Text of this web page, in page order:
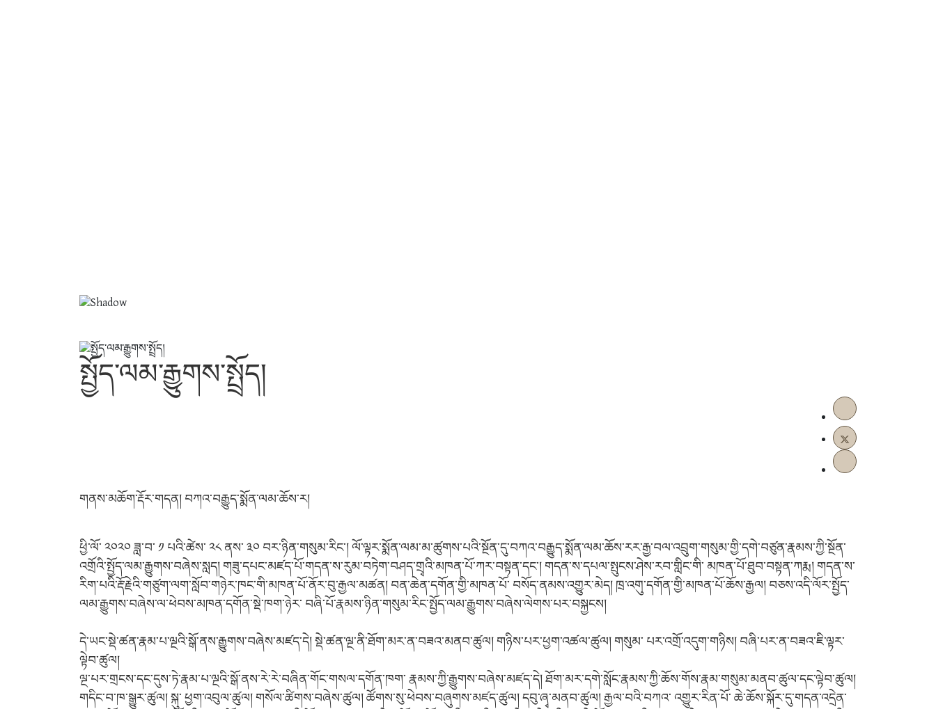
སྤྱོད་ལམ་རྒྱུགས་སྤྲོད།
གནས་མཆོག་རྡོར་གདན། བཀའ་བརྒྱུད་སྨོན་ལམ་ཆོས་ར།
ཕྱི་ལོ་ ༢༠༢༠ ཟླ་བ་ ༡ པའི་ཚེས་ ༢༨ ནས་ ༣༠ བར་ཉིན་གསུམ་རིང་། ལོ་ལྟར་སྨོན་ལམ་མ་ཚུགས་པའི་སྔོན་དུ་བཀའ་བརྒྱུད་སྨོན་ལམ་ཆོས་རར་རྒྱ་བལ་འབྲུག་གསུམ་གྱི་དགེ་བཙུན་རྣམས་ཀྱི་སྔོན་
འགྲོའི་སྤྱོད་ལམ་རྒྱུགས་བཞེས་སླད། གཟུ་དཔང་མཛད་པོ་གདན་ས་རུམ་བཏེག་བཤད་གྲྭའི་མཁན་པོ་ཀར་བསྟན་དང་། གདན་ས་དཔལ་སྤུངས་ཤེས་རབ་གླིང་གི་ མཁན་པོ་ཐུབ་བསྟན་ཀརྨ། གདན་ས་
རིག་པའི་རྡོ་རྗེའི་གཙུག་ལག་སློབ་གཉེར་ཁང་གི་མཁན་པོ་ནོར་བུ་རྒྱལ་མཚན། བན་ཆེན་དགོན་གྱི་མཁན་པོ་ བསོད་ནམས་འགྱུར་མེད། ཁྲ་འགུ་དགོན་གྱི་མཁན་པོ་ཆོས་རྒྱལ། བཅས་འདི་ལོར་སྤྱོད་
ལམ་རྒྱུགས་བཞེས་ལ་ཕེབས་མཁན་དགོན་སྡེ་ཁག་ཉེར་ བཞི་པོ་རྣམས་ཉིན་གསུམ་རིང་སྤྱོད་ལམ་རྒྱུགས་བཞེས་ལེགས་པར་བསྐྱངས།
དེ་ཡང་སྡེ་ཚན་རྣམ་པ་ལྔའི་སྒོ་ནས་རྒྱུགས་བཞེས་མཛད་དེ། སྡེ་ཚན་ལྔ་ནི་ཐོག་མར་ན་བཟའ་མནབ་ཚུལ། གཉིས་པར་ཕྱག་འཚལ་ཚུལ། གསུམ་ པར་འགྲོ་འདུག་གཉིས། བཞི་པར་ན་བཟའ་ཇི་ལྟར་
ལྟེབ་ཚུལ།
ལྔ་པར་གྲངས་དང་དུས་ཏེ་རྣམ་པ་ལྔའི་སྒོ་ནས་རེ་རེ་བཞིན་གོང་གསལ་དགོན་ཁག་ རྣམས་ཀྱི་རྒྱུགས་བཞེས་མཛད་དེ། ཐོག་མར་དགེ་སློང་རྣམས་ཀྱི་ཆོས་གོས་རྣམ་གསུམ་མནབ་ཚུལ་དང་ལྟེབ་ཚུལ།
གདིང་བ་ཁ་སྒྱུར་ཚུལ། སྐུ་ ཕྱག་འབུལ་ཚུལ། གསོལ་ཚིགས་བཞེས་ཚུལ། ཚོགས་སུ་ཕེབས་བཞུགས་མཛད་ཚུལ། དབུ་ཞྭ་མནབ་ཚུལ། རྒྱལ་བའི་བཀའ་ འགྱུར་རིན་པོ་ ཆེ་ཆོས་སྐོར་དུ་གདན་འདྲེན་